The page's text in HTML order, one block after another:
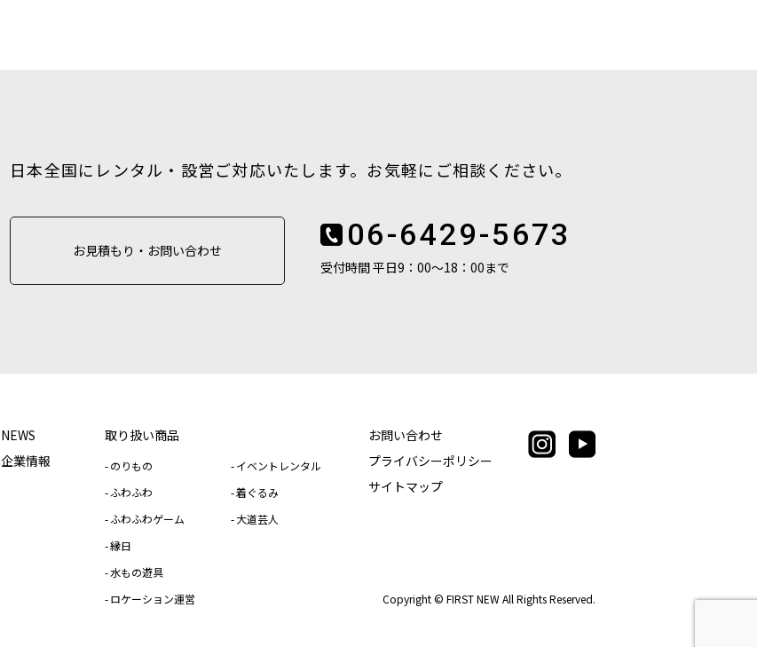
日本全国にレンタル・設営ご対応いたします。お気軽にご相談ください。
お見積もり・お問い合わせ 06-6429-5673
受付時間 平日9：00〜18：00まで
NEWS
企業情報
取り扱い商品
のりもの
ふわふわ
ふわふわゲーム
縁日
水もの遊具
ロケーション運営
イベントレンタル
着ぐるみ
大道芸人
お問い合わせ
プライバシーポリシー
サイトマップ
Copyright © FIRST NEW All Rights Reserved.